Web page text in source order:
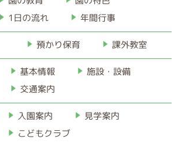
1日の流れ 年間行事
預かり保育 課外教室
基本情報 施設・設備
交通案内
入園案内 見学案内
こどもクラブ